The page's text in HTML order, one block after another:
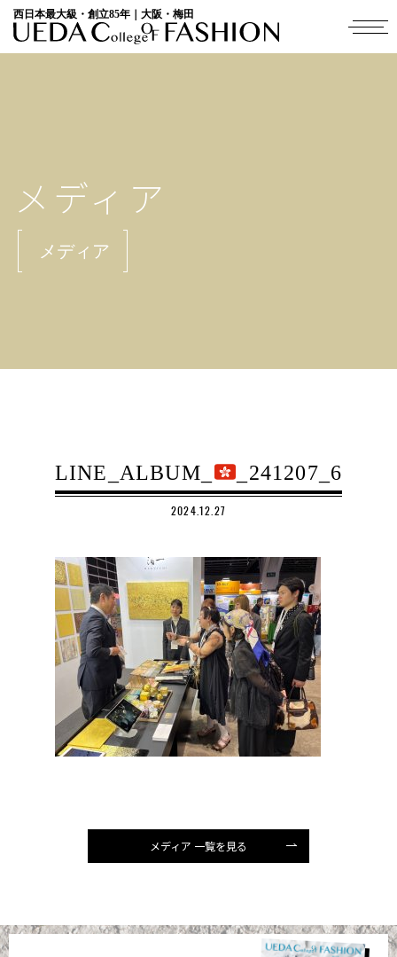
西日本最大級・創立85年｜大阪・梅田
メディア
メディア
LINE_ALBUM_ _241207_6
2024.12.27
メディア 一覧を見る